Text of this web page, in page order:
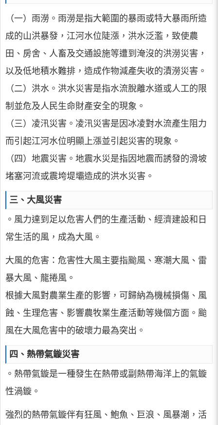
（一）雨澇。雨澇是指大範圍的暴雨或特大暴雨所造
成的山洪暴發，江河水位陡漲，洪水泛濫，致使農
田、房舍、人畜及交通設施等遭到淹沒的洪澇災害，
以及低地積水難排，造成作物減產失收的漬澇災害。
（二）洪水。洪水災害是指水流脫離水道或人工的限
制並危及人民生命財產安全的現象。
（三）凌汛災害。凌汛災害是因冰凌對水流產生阻力
而引起江河水位明顯上漲並引起災害的現象。
（四）地震災害。地震水災是指因地震而誘發的滑坡
堵塞河流或震垮堤壩造成的洪水災害。
三、大風災害
。風力達到足以危害人們的生產活動、經濟建設和日
常生活的風，成為大風。
大風的危害：危害性大風主要指颱風、寒潮大風、雷
暴大風、龍捲風。
根據大風對農業生產的影響，可歸納為機械損傷、風
蝕、生理危害、影響農牧業生產活動等幾個方面。颱
風在大風危害中的破壞力最為突出。
四、熱帶氣鏇災害
。熱帶氣鏇是一種發生在熱帶或副熱帶海洋上的氣鏇
性渦鏇。
強烈的熱帶氣鏇伴有狂風、鮑魚、巨浪、風暴潮，活